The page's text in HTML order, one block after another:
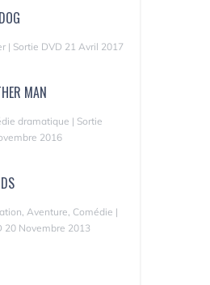
| Sortie DVD 21 Avril 2017
MAN
dramatique | Sortie
2016
Aventure, Comédie |
20 Novembre 2013